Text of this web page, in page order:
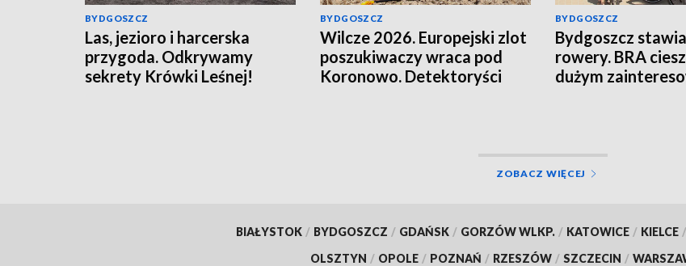
BYDGOSZCZ
Las, jezioro i harcerska
przygoda. Odkrywamy
sekrety Krówki Leśnej!
BYDGOSZCZ
Wilcze 2026. Europejski zlot
poszukiwaczy wraca pod
Koronowo. Detektoryści
BYDGOSZCZ
Bydgoszcz
rowery. BRA
dużym
ZOBACZ WIĘCEJ
BIAŁYSTOK / BYDGOSZCZ / GDAŃSK / GORZÓW WLKP. / KATOWICE / KIELCE /
OLSZTYN / OPOLE / POZNAŃ / RZESZÓW / SZCZECIN /